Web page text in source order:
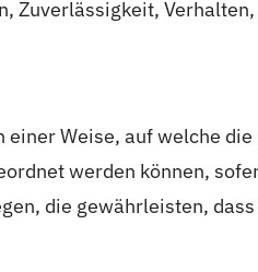
Weise, auf welche
werden können,
die gewährleisten,